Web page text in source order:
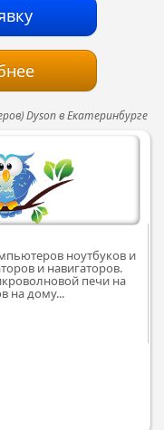
Dyson в Екатеринбурге
ноутбуков и
и навигаторов.
печи на
на дому...